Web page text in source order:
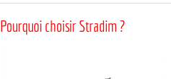
Pourquoi choisir Stradim ?